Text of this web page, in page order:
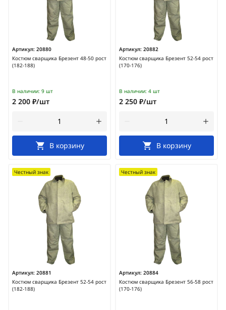
Артикул: 20880
Костюм сварщика Брезент 48-50 рост
(182-188)
В наличии: 9 шт
2 200 ₽/шт
В корзину
Артикул: 20882
Костюм сварщика Брезент 52-54 рост
(170-176)
В наличии: 4 шт
2 250 ₽/шт
В корзину
Артикул: 20881
Костюм сварщика Брезент 52-54 рост
(182-188)
Честный знак
Артикул: 20884
Костюм сварщика Брезент 56-58 рост
(170-176)
Честный знак